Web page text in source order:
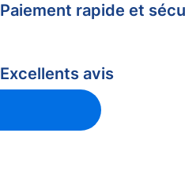
Paiement rapide et
Excellents avis